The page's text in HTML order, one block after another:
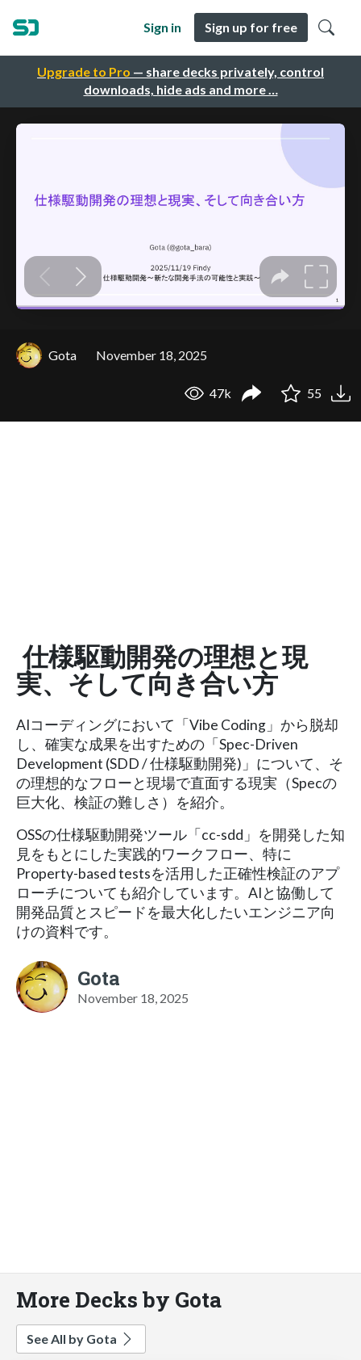
Upgrade to Pro — share decks privately, control
downloads, hide ads and more …
Sign in Sign up for free
Gota November 18, 2025
47k 55
仕様駆動開発の理想と現
実、そして向き合い方
AIコーディングにおいて「Vibe Coding」から脱却
し、確実な成果を出すための「Spec-Driven
Development (SDD / 仕様駆動開発)」について、そ
の理想的なフローと現場で直面する現実（Specの
巨大化、検証の難しさ）を紹介。
OSSの仕様駆動開発ツール「cc-sdd」を開発した知
見をもとにした実践的ワークフロー、特に
Property-based testsを活用した正確性検証のアプ
ローチについても紹介しています。AIと協働して
開発品質とスピードを最大化したいエンジニア向
けの資料です。
Gota
November 18, 2025
More Decks by Gota
See All by Gota